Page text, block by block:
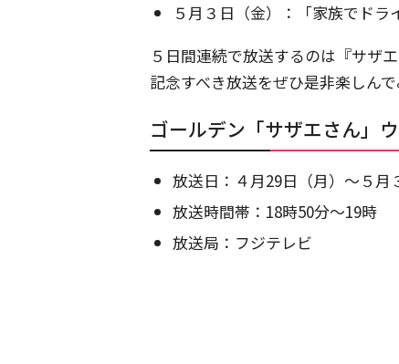
５月３日（金）：「家族でド
５日間連続で放送するのは『サザ
記念すべき放送をぜひ是非楽しん
ゴールデン「サザエさん」
放送日：４月29日（月）～５月
放送時間帯：18時50分～19時
放送局：フジテレビ